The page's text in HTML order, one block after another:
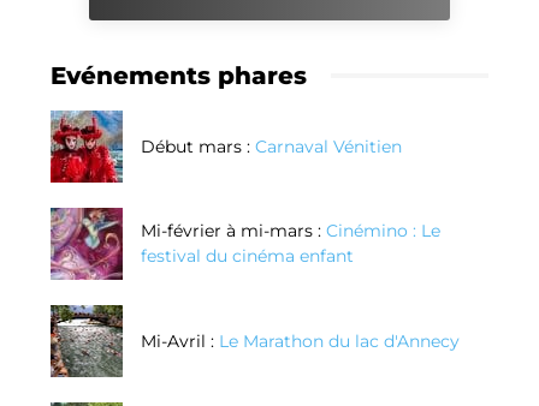
Evénements phares
Début mars : Carnaval Vénitien
Mi-février à mi-mars : Cinémino : Le
festival du cinéma enfant
Mi-Avril : Le Marathon du lac d'Annecy